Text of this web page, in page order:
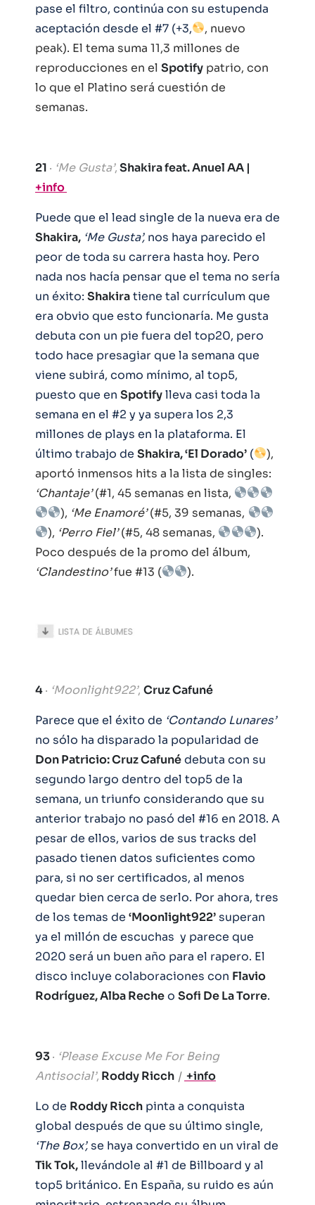
pase el filtro, continúa con su estupenda
aceptación desde el #7 (+3,
, nuevo
peak). El tema suma 11,3 millones de
reproducciones en el Spotify patrio, con
lo que el Platino será cuestión de
semanas.
21 · ‘Me Gusta’,Shakira feat. Anuel AA |
+info
Puede que el lead single de la nueva era de
Shakira, ‘Me Gusta’, nos haya parecido el
peor de toda su carrera hasta hoy. Pero
nada nos hacía pensar que el tema no sería
un éxito: Shakiratiene tal currículum que
era obvio que esto funcionaría. Me gusta
debuta con un pie fuera del top20, pero
todo hace presagiar que la semana que
viene subirá, como mínimo, al top5,
puesto que en Spotifylleva casi toda la
semana en el #2 y ya supera los 2,3
millones de plays en la plataforma. El
último trabajo de Shakira, ‘El Dorado’ (
),
aportó inmensos hits a la lista de singles:
‘Chantaje’(#1, 45 semanas en lista,
), ‘Me Enamoré’(#5, 39 semanas,
), ‘Perro Fiel’(#5, 48 semanas,
).
Poco después de la promo del álbum,
‘Clandestino’fue #13 ( ).
4· ‘Moonlight922’, Cruz Cafuné
Parece que el éxito de ‘Contando Lunares’
no sólo ha disparado la popularidad de
Don Patricio: Cruz Cafunédebuta con su
segundo largo dentro del top5 de la
semana, un triunfo considerando que su
anterior trabajo no pasó del #16 en 2018. A
pesar de ellos, varios de sus tracks del
pasado tienen datos suficientes como
para, si no ser certificados, al menos
quedar bien cerca de serlo. Por ahora, tres
de los temas de ‘Moonlight922’superan
ya el millón de escuchas y parece que
2020 será un buen año para el rapero. El
disco incluye colaboraciones con Flavio
Rodríguez, Alba Recheo Sofi De La Torre.
93· ‘Please Excuse Me For Being
Antisocial’, Roddy Ricch | +info
Lo de Roddy Ricch pinta a conquista
global después de que su último single,
‘The Box’,se haya convertido en un viral de
Tik Tok,llevándole al #1 de Billboard y al
top5 británico. En España, su ruido es aún